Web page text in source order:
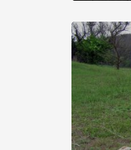
не
широкого
причини
лише тим,